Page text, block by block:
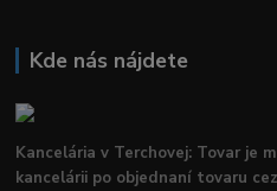
Kde nás nájdete
Kancelária v Terchovej: Tovar je
kancelárii po objednaní tovaru